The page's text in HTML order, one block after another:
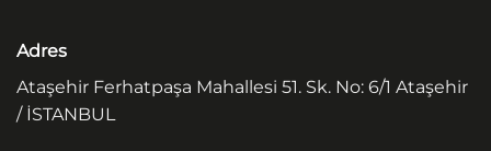
Adres
Ataşehir Ferhatpaşa Mahallesi 51. Sk. No: 6/1 Ataşehir
/ İSTANBUL